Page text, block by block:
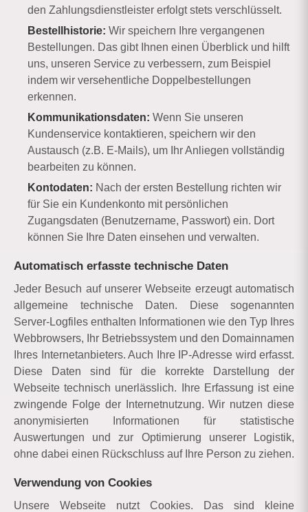
den Zahlungsdienstleister erfolgt stets verschlüsselt.
Bestellhistorie: Wir speichern Ihre vergangenen
Bestellungen. Das gibt Ihnen einen Überblick und hilft
uns, unseren Service zu verbessern, zum Beispiel
indem wir versehentliche Doppelbestellungen
erkennen.
Kommunikationsdaten: Wenn Sie unseren
Kundenservice kontaktieren, speichern wir den
Austausch (z.B. E-Mails), um Ihr Anliegen vollständig
bearbeiten zu können.
Kontodaten: Nach der ersten Bestellung richten wir
für Sie ein Kundenkonto mit persönlichen
Zugangsdaten (Benutzername, Passwort) ein. Dort
können Sie Ihre Daten einsehen und verwalten.
Automatisch erfasste technische Daten
Jeder Besuch auf unserer Webseite erzeugt automatisch
allgemeine technische Daten. Diese sogenannten
Server-Logfiles enthalten Informationen wie den Typ Ihres
Webbrowsers, Ihr Betriebssystem und den Domainnamen
Ihres Internetanbieters. Auch Ihre IP-Adresse wird erfasst.
Diese Daten sind für die korrekte Darstellung der
Webseite technisch unerlässlich. Ihre Erfassung ist eine
zwingende Folge der Internetnutzung. Wir nutzen diese
anonymisierten Informationen für statistische
Auswertungen und zur Optimierung unserer Logistik,
ohne dabei einen Rückschluss auf Ihre Person zu ziehen.
Verwendung von Cookies
Unsere Webseite nutzt Cookies. Das sind kleine